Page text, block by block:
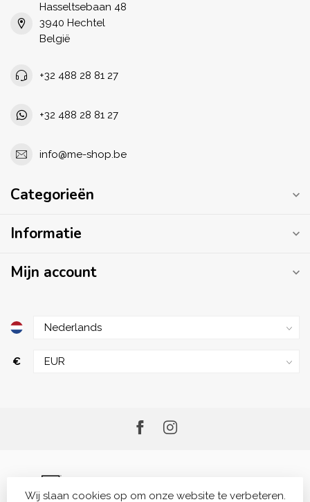
Hasseltsebaan 48
3940 Hechtel
België
+32 488 28 81 27
+32 488 28 81 27
info@me-shop.be
Categorieën
Informatie
Mijn account
€
Wij slaan cookies op om onze website te verbeteren.